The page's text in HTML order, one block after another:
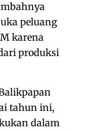
peluang
karena
produksi
tahun ini,
dalam